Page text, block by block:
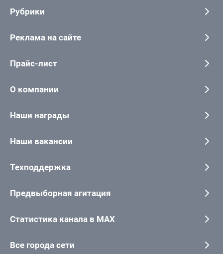
Рубрики
Реклама на сайте
Прайс-лист
О компании
Наши награды
Наши вакансии
Техподдержка
Предвыборная агитация
Статистика канала в MAX
Все города сети